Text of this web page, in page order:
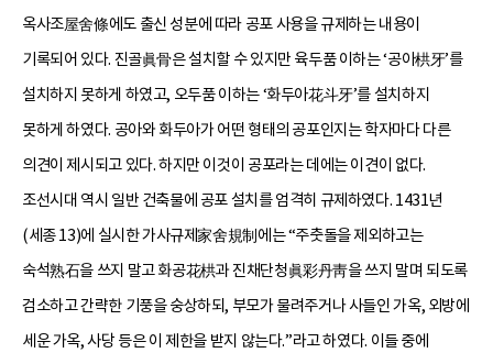
옥사조屋舍條에도 출신 성분에 따라 공포 사용을 규제하는 내용이
기록되어 있다. 진골眞骨은 설치할 수 있지만 육두품 이하는 ‘공아栱牙’를
설치하지 못하게 하였고, 오두품 이하는 ‘화두아花斗牙’를 설치하지
못하게 하였다. 공아와 화두아가 어떤 형태의 공포인지는 학자마다 다른
의견이 제시되고 있다. 하지만 이것이 공포라는 데에는 이견이 없다.
조선시대 역시 일반 건축물에 공포 설치를 엄격히 규제하였다. 1431년
(세종 13)에 실시한 가사규제家舍規制에는 “주춧돌을 제외하고는
숙석熟石을 쓰지 말고 화공花栱과 진채단청眞彩丹靑을 쓰지 말며 되도록
검소하고 간략한 기풍을 숭상하되, 부모가 물려주거나 사들인 가옥, 외방에
세운 가옥, 사당 등은 이 제한을 받지 않는다.”라고 하였다. 이들 중에